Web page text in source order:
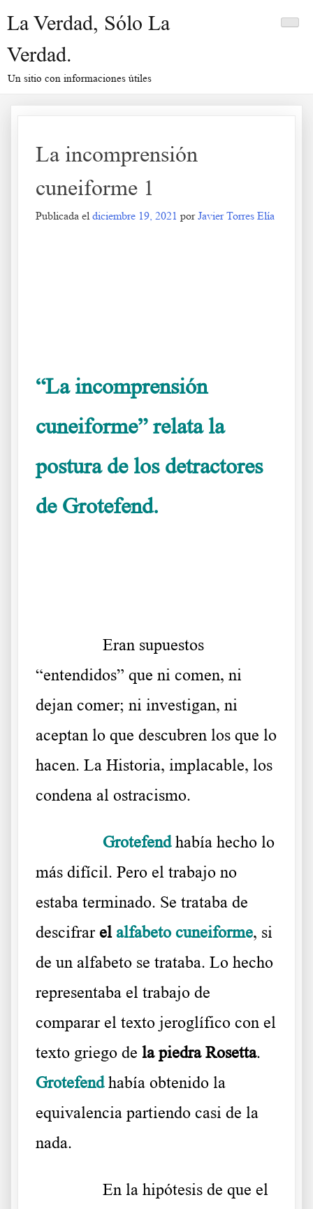
La Verdad, Sólo La
Verdad.
Un sitio con informaciones útiles
La incomprensión
cuneiforme 1
Publicada el diciembre 19, 2021 porJavier Torres Elía
“La incomprensión
cuneiforme” relata la
postura de los detractores
de Grotefend.
Eran supuestos
“entendidos” que ni comen, ni
dejan comer; ni investigan, ni
aceptan lo que descubren los que lo
hacen. La Historia, implacable, los
condena al ostracismo.
Grotefend había hecho lo
más difícil. Pero el trabajo no
estaba terminado. Se trataba de
descifrar el alfabeto cuneiforme, si
de un alfabeto se trataba. Lo hecho
representaba el trabajo de
comparar el texto jeroglífico con el
texto griego de la piedra Rosetta.
Grotefend había obtenido la
equivalencia partiendo casi de la
nada.
En la hipótesis de que el